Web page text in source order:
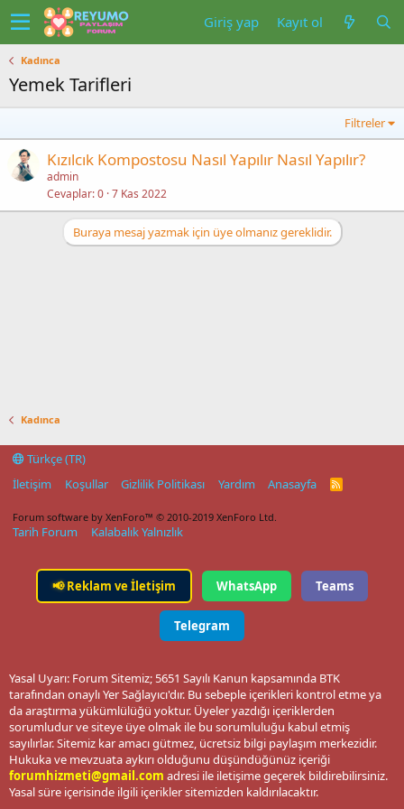
Giriş yap Kayıt ol
Kadınca
Yemek Tarifleri
Filtreler
Kızılcık Kompostosu Nasıl Yapılır Nasıl Yapılır?
admin
Cevaplar 0 7 Kas 2022
Buraya mesaj yazmak için üye olmanız gereklidir.
Kadınca
Türkçe (TR)
İletişim
Koşullar Gizlilik Politikası Yardım Anasayfa
R
Forum software by XenForo™ © 2010-2019 XenForo Ltd.
Tarih Forum Kalabalık Yalnızlık
📢Reklam ve İletişim WhatsApp Teams
Telegram
Yasal Uyarı: Forum Sitemiz; 5651 Sayılı Kanun kapsamında BTK
tarafından onaylı Yer Sağlayıcı'dır. Bu sebeple içerikleri kontrol etme ya
da araştırma yükümlülüğü yoktur. Üyeler yazdığı içeriklerden
sorumludur ve siteye üye olmak ile bu sorumluluğu kabul etmiş
sayılırlar. Sitemiz kar amacı gütmez, ücretsiz bilgi paylaşım merkezidir.
Hukuka ve mevzuata aykırı olduğunu düşündüğünüz içeriği
forumhizmeti@gmail.com adresi ile iletişime geçerek bildirebilirsiniz.
Yasal süre içerisinde ilgili içerikler sitemizden kaldırılacaktır.